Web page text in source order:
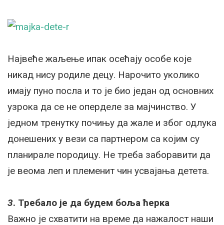
Највеће жаљење ипак осећају особе које
никад нису родиле децу. Нарочито уколико
имају пуно посла и то је био један од основних
узрока да се не оперделе за мајчинство. У
једном тренутку почињу да жале и због одлука
донешених у вези са партнером са којим су
планирале породицу. Не треба заборавити да
је веома леп и племенит чин усвајања детета.
3. Требало је да будем боља ћерка
Важно је схватити на време да нажалост наши